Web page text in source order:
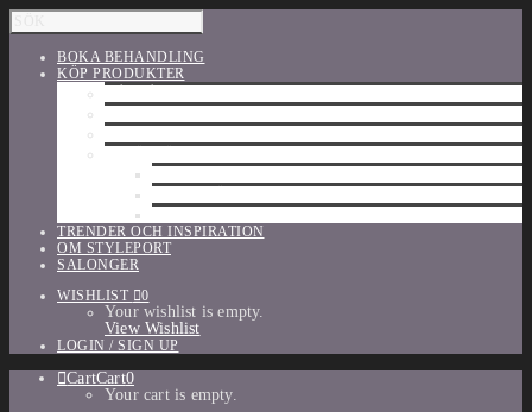
BOKA BEHANDLING
KÖP PRODUKTER
TRENDER OCH INSPIRATION
OM STYLEPORT
SALONGER
WISHLIST
0
Your wishlist is empty.
View Wishlist
LOGIN / SIGN UP
CartCart0
Your cart is empty.